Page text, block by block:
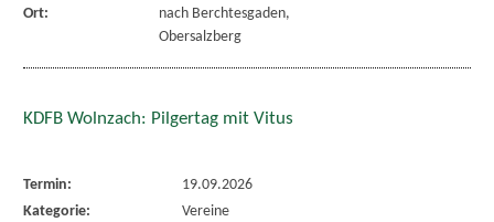
Ort:
nach Berchtesgaden,
Obersalzberg
KDFB Wolnzach: Pilgertag mit Vitus
Termin:
19.09.2026
Kategorie:
Vereine